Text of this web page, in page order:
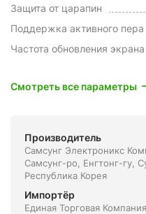
Защита от царапин
Поддержка активного пера
Частота обновления экрана
Смотреть все параметры
Производитель
Самсунг Электроникс
Самсунг-ро, Енгтонг-гу,
Республика Корея
Импортёр
Единая Торговая